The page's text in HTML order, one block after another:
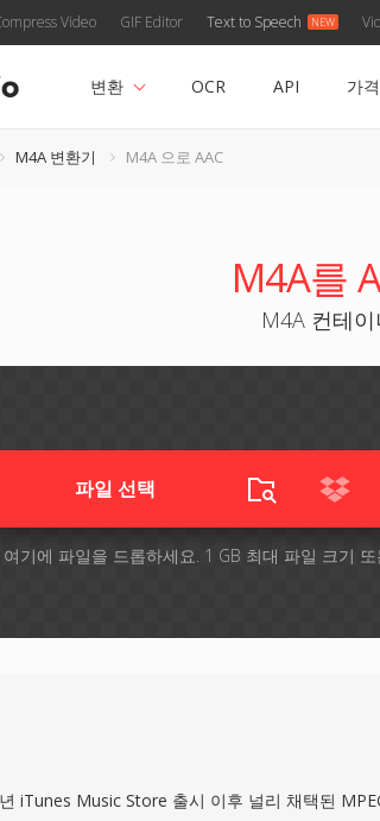
Video GIF Editor Text to Speech
변환 OCR API 가격
M4A 변환기 M4A 으로 AAC
M4A를
M4A 컨테
파일 선택
여기에 파일을 드롭하세요. 1 GB 최대 파일 크기 또
iTunes Music Store 출시 이후 널리 채택된